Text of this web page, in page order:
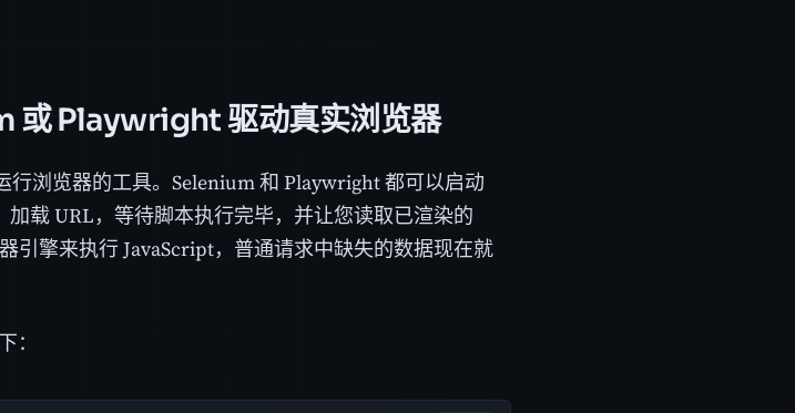
或 Playwright 驱动真实浏览器
行浏览器的工具。Selenium 和 Playwright 都可以启动
载 URL，等待脚本执行完毕，并让您读取已渲染的
引擎来执行 JavaScript，普通请求中缺失的数据现在就
：